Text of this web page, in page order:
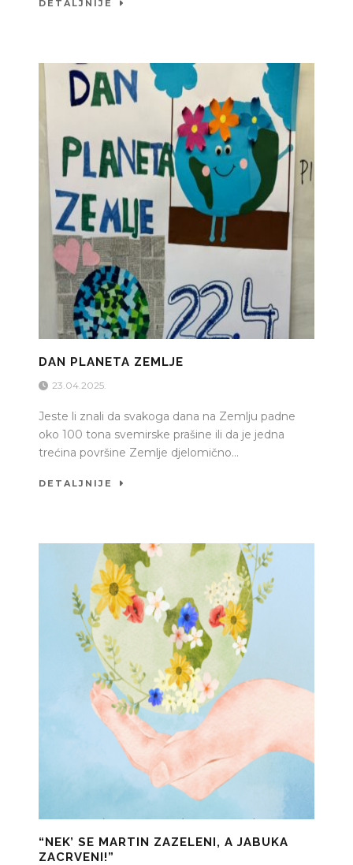
DETALJNIJE
DAN PLANETA ZEMLJE
23.04.2025.
Jeste li znali da svakoga dana na Zemlju padne
oko 100 tona svemirske prašine ili da je jedna
trećina površine Zemlje djelomično...
DETALJNIJE
“NEK’ SE MARTIN ZAZELENI, A JABUKA
ZACRVENI!”